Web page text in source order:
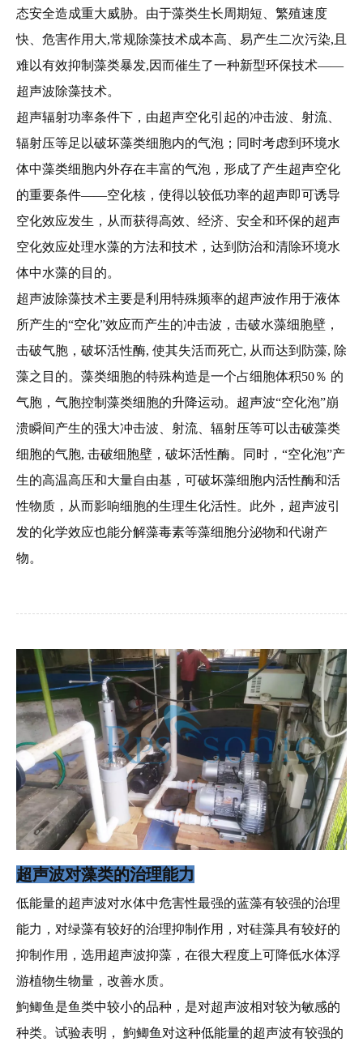
态安全造成重大威胁。由于藻类生长周期短、繁殖速度
快、危害作用大,常规除藻技术成本高、易产生二次污染,且
难以有效抑制藻类暴发,因而催生了一种新型环保技术——
超声波除藻技术。
超声辐射功率条件下，由超声空化引起的冲击波、射流、
辐射压等足以破坏藻类细胞内的气泡；同时考虑到环境水
体中藻类细胞内外存在丰富的气泡，形成了产生超声空化
的重要条件——空化核，使得以较低功率的超声即可诱导
空化效应发生，从而获得高效、经济、安全和环保的超声
空化效应处理水藻的方法和技术，达到防治和清除环境水
体中水藻的目的。
超声波除藻技术主要是利用特殊频率的超声波作用于液体
所产生的“空化”效应而产生的冲击波，击破水藻细胞壁，
击破气胞，破坏活性酶, 使其失活而死亡, 从而达到防藻, 除
藻之目的。藻类细胞的特殊构造是一个占细胞体积50％ 的
气胞，气胞控制藻类细胞的升降运动。超声波“空化泡”崩
溃瞬间产生的强大冲击波、射流、辐射压等可以击破藻类
细胞的气胞, 击破细胞壁，破坏活性酶。同时，“空化泡”产
生的高温高压和大量自由基，可破坏藻细胞内活性酶和活
性物质，从而影响细胞的生理生化活性。此外，超声波引
发的化学效应也能分解藻毒素等藻细胞分泌物和代谢产
物。
超声波对藻类的治理能力
低能量的超声波对水体中危害性最强的蓝藻有较强的治理
能力，对绿藻有较好的治理抑制作用，对硅藻具有较好的
抑制作用，选用超声波抑藻，在很大程度上可降低水体浮
游植物生物量，改善水质。
鮈鲫鱼是鱼类中较小的品种，是对超声波相对较为敏感的
种类。试验表明， 鮈鲫鱼对这种低能量的超声波有较强的